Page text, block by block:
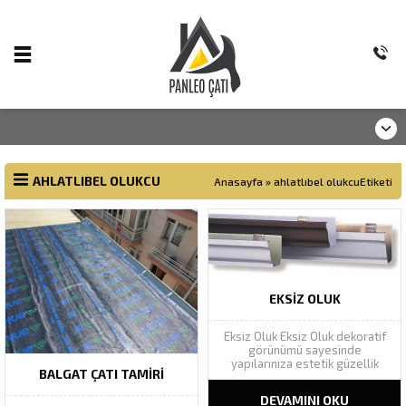
AHLATLIBEL OLUKCU Anasayfa » ahlatlıbel olukcuEtiketi
BALGAT ÇATI TAMIRI
EKSIZ OLUK
Eksiz Oluk Eksiz Oluk dekoratif
görünümü sayesinde
yapılarınıza estetik güzellik
katarak yapı bütünlüğünü
DEVAMINI OKU